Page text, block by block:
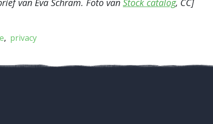
van Eva Schram. Foto van Stock catalog, CC]
privacy